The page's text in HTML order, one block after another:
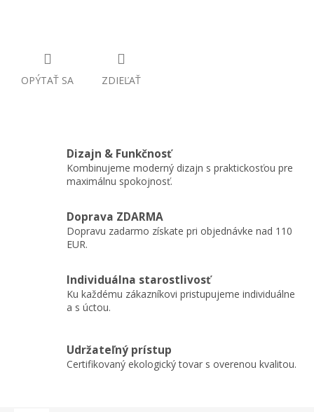
OPÝTAŤ SA ZDIEĽAŤ
Dizajn & Funkčnosť
Kombinujeme moderný dizajn s praktickosťou pre
maximálnu spokojnosť.
Doprava ZDARMA
Dopravu zadarmo získate pri objednávke nad 110
EUR.
Individuálna starostlivosť
Ku každému zákazníkovi pristupujeme individuálne
a s úctou.
Udržateľný prístup
Certifikovaný ekologický tovar s overenou kvalitou.